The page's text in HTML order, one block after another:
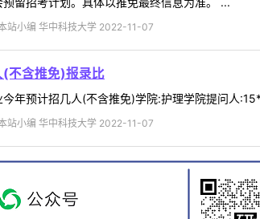
站小编 华中科技大学 2022-11-07
不含推免)报录比
今年预计招几人(不含推免)学院:护理学院提问人
站小编 华中科技大学 2022-11-07